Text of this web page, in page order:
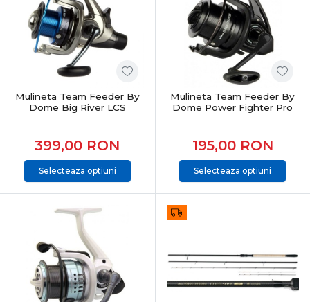
Mulineta Team Feeder By
Dome Big River LCS
399,00 RON
Selecteaza optiuni
Mulineta Team Feeder By
Dome Power Fighter Pro
195,00 RON
Selecteaza optiuni